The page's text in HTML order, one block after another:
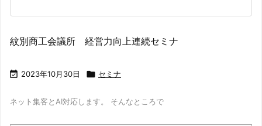
紋別商工会議所 経営力向上連続セミナ
 2023年10月30日  セミナ
ネット集客とAI対応します。 そんなところで